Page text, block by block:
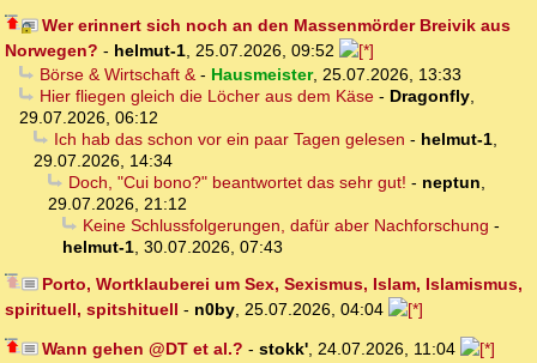
Wer erinnert sich noch an den Massenmörder Breivik aus
Norwegen? - helmut-1, 25.07.2026, 09:52
Börse & Wirtschaft &- Hausmeister, 25.07.2026, 13:33
Hier fliegen gleich die Löcher aus dem Käse- Dragonfly,
29.07.2026, 06:12
Ich hab das schon vor ein paar Tagen gelesen - helmut-1,
29.07.2026, 14:34
Doch, "Cui bono?" beantwortet das sehr gut! - neptun,
29.07.2026, 21:12
Keine Schlussfolgerungen, dafür aber Nachforschung -
helmut-1, 30.07.2026, 07:43
Porto, Wortklauberei um Sex, Sexismus, Islam, Islamismus,
spirituell, spitshituell - n0by, 25.07.2026, 04:04
Wann gehen @DT et al.? - stokk', 24.07.2026, 11:04